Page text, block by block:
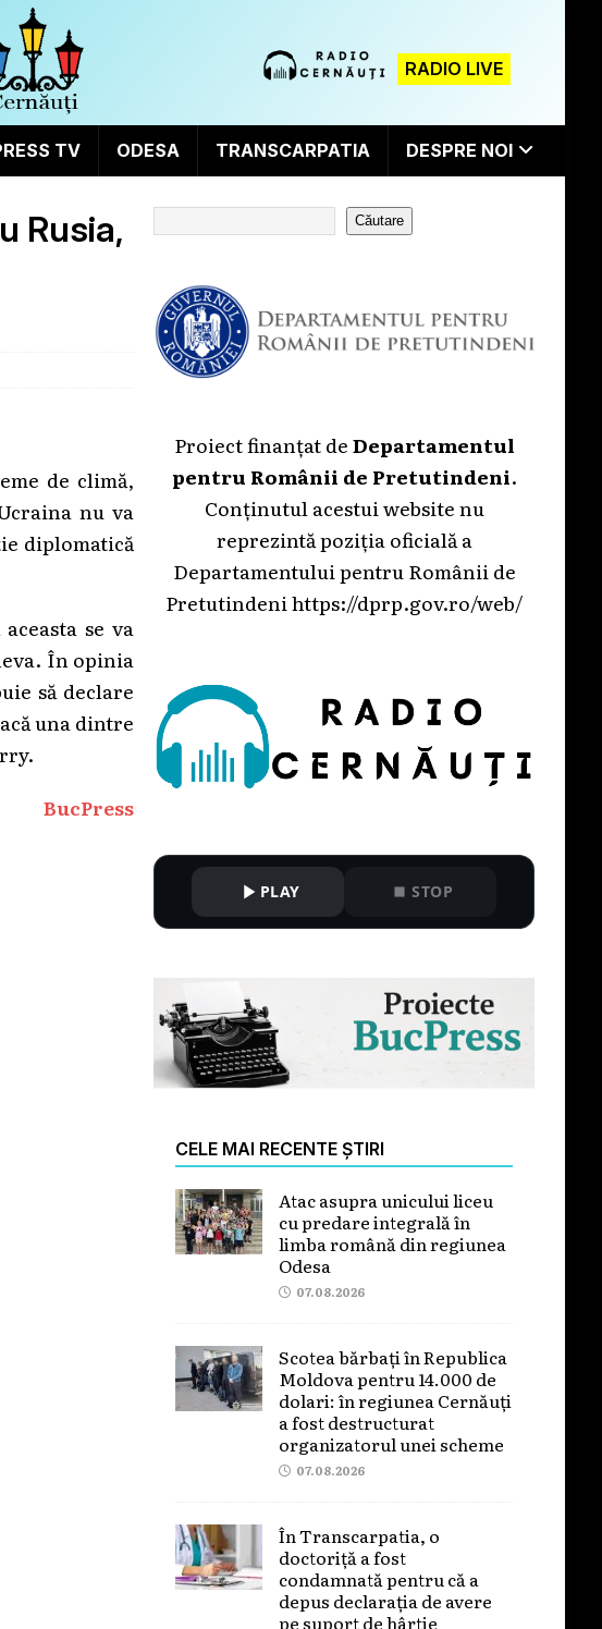
RADIO LIVE
TV ODESA TRANSCARPATIA DESPRE NOI
Rusia,
de climă,
nu va
diplomatică
se va
În opinia
să declare
una dintre
BucPress
Căutare
Proiect finanțat deDepartamentul
pentru Românii de Pretutindeni.
Conținutul acestui website nu
reprezintă poziția oficială a
Departamentului pentru Românii de
Pretutindenihttps://dprp.gov.ro/web/
PLAY STOP
CELE MAI RECENTE ȘTIRI
Atac asupra unicului liceu
cu predare integrală în
limba română din regiunea
Odesa
07.08.2026
Scotea bărbați în Republica
Moldova pentru 14.000 de
dolari: în regiunea Cernăuți
a fost destructurat
organizatorul unei scheme
07.08.2026
În Transcarpatia, o
doctoriță a fost
condamnată pentru că a
depus declarația de avere
pe suport de hârtie